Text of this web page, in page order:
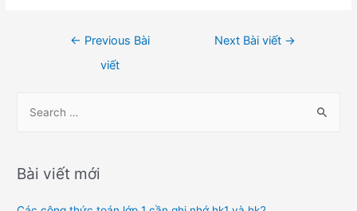
← Previous Bài
viết
Next Bài viết →
rBài viết mới